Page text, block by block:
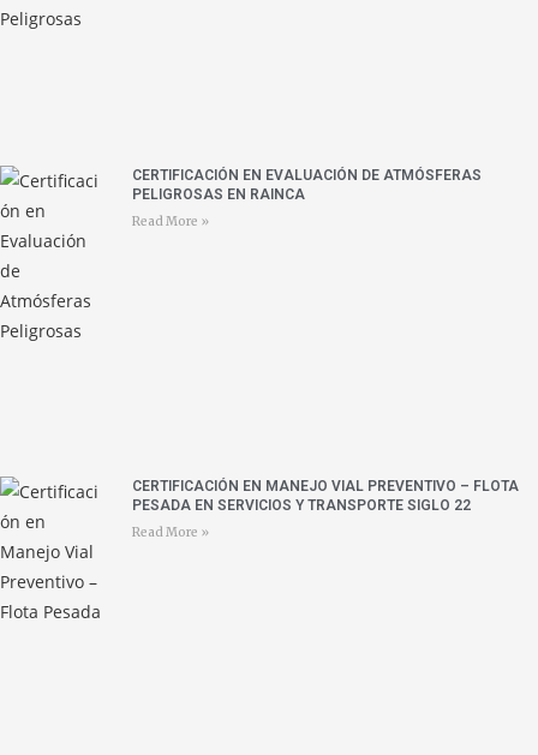
CERTIFICACIÓN EN EVALUACIÓN DE ATMÓSFERAS
PELIGROSAS EN RAINCA
Read More »
CERTIFICACIÓN EN MANEJO VIAL PREVENTIVO – FLOTA
PESADA EN SERVICIOS Y TRANSPORTE SIGLO 22
Read More »